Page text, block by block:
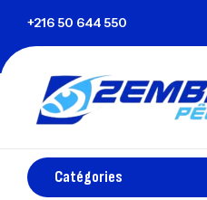
+216 50 644 550
Catégories